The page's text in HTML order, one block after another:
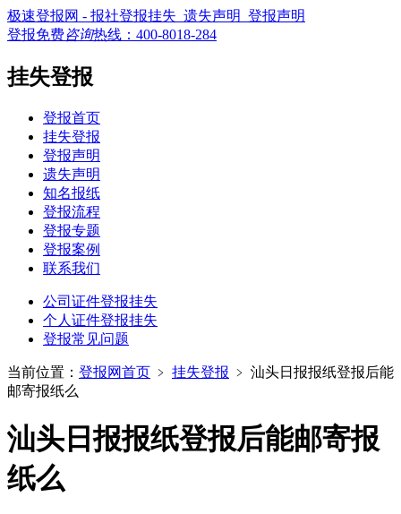
极速登报网 - 报社登报挂失_遗失声明_登报声明
登报免费咨询热线： 400-8018-284
挂失登报
登报首页
挂失登报
登报声明
遗失声明
知名报纸
登报流程
登报专题
登报案例
联系我们
公司证件登报挂失
个人证件登报挂失
登报常见问题
当前位置： 登报网首页 ﹥ 挂失登报 ﹥ 汕头日报报纸登报后能
邮寄报纸么
汕头日报报纸登报后能邮寄报
纸么